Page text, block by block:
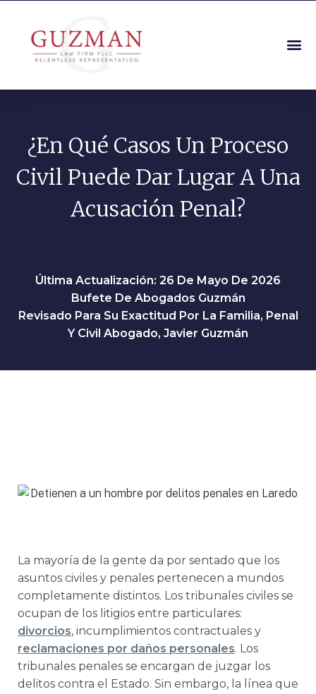
¿En Qué Casos Un Proceso
Civil Puede Dar Lugar A Una
Acusación Penal?
Última Actualización: 26 De Mayo De 2026
Bufete De Abogados Guzmán
Revisado Para Su Exactitud Por La Familia, Penal
Y Civil Abogado, Javier Guzmán
La mayoría de la gente da por sentado que los
asuntos civiles y penales pertenecen a mundos
completamente distintos. Los tribunales civiles se
ocupan de los litigios entre particulares:
divorcios, incumplimientos contractuales y
reclamaciones por daños personales. Los
tribunales penales se encargan de juzgar los
delitos contra el Estado. Sin embargo, la línea que